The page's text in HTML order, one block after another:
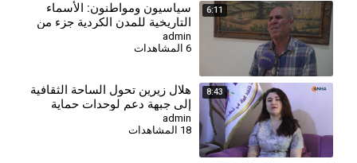
6:11
⁣سياسيون ومواطنون: الأسماء
التاريخية للمدن الكردية جزء من
هوية المنطقة
admin
8:43
⁣هلال زيرين تحول الساحة الثقافية
إلى جبهة دعم لوحدات حماية
المرأة
admin
18 المشاهدات